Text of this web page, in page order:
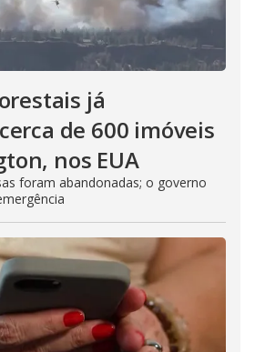
já
de 600 imóveis
nos EUA
foram abandonadas; o governo